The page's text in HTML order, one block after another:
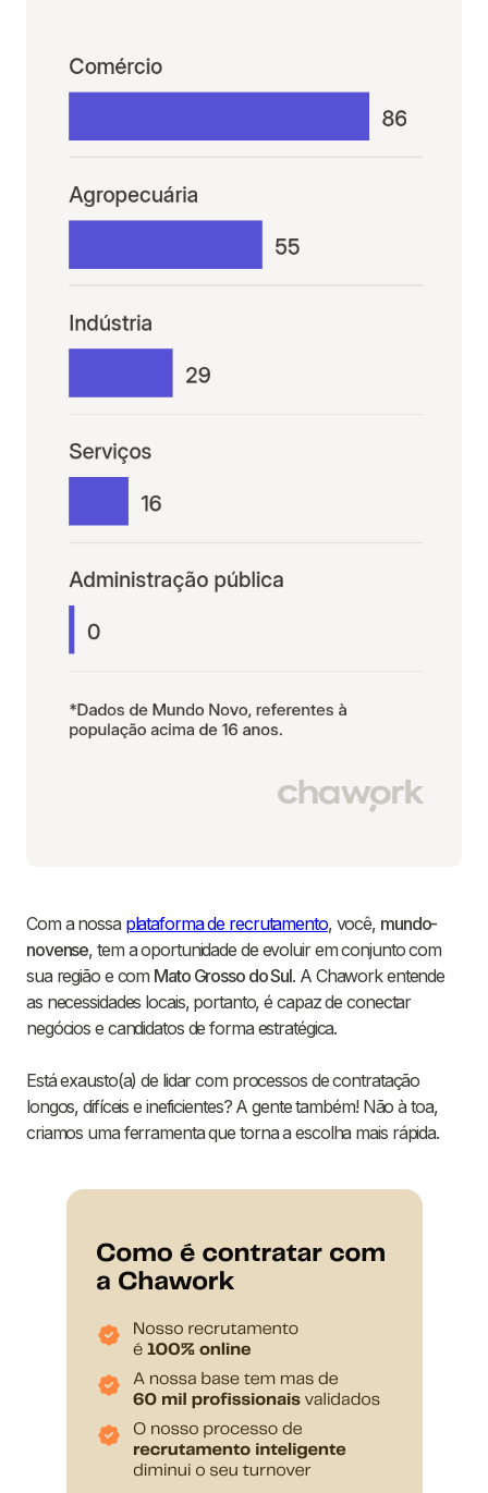
Com a nossa plataforma de recrutamento, você, mundo-
novense, tem a oportunidade de evoluir em conjunto com
sua região e com Mato Grosso do Sul. A Chawork entende
as necessidades locais, portanto, é capaz de conectar
negócios e candidatos de forma estratégica.
Está exausto(a) de lidar com processos de contratação
longos, difíceis e ineficientes? A gente também! Não à toa,
criamos uma ferramenta que torna a escolha mais rápida.